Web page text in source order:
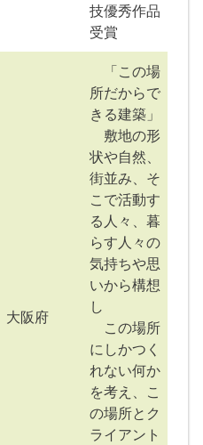
技優秀作品
受賞
大阪府
「この場
所だからで
きる建築」
敷地の形
状や自然、
街並み、そ
こで活動す
る人々、暮
らす人々の
気持ちや思
いから構想
し
この場所
にしかつく
れない何か
を考え、こ
の場所とク
ライアント